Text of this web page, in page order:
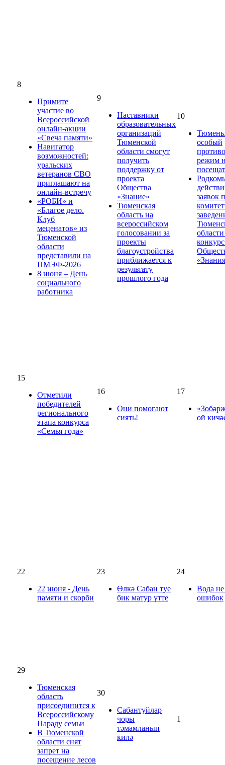
8
Примите
участие во
Всероссийской
онлайн-акции
«Свеча памяти»
Навигатор
возможностей:
уральских
ветеранов СВО
приглашают на
онлайн-встречу
«РОБИ» и
«Благое дело.
Клуб
меценатов» из
Тюменской
области
представили на
ПМЭФ-2026
8 июня – День
социального
работника
9
Наставники
образовательных
организаций
Тюменской
области смогут
получить
поддержку от
проекта
Общества
«Знание»
Тюменская
область на
всероссийском
голосовании за
проекты
благоустройства
приближается к
результату
прошлого года
10
особый
режим
заявок
15
Отметили
победителей
регионального
этапа конкурса
«Семья года»
16
Они помогают
сиять!
17
өй
22
22 июня - День
памяти и скорби
23
Өлкә Сабан туе
бик матур үтте
24
Вода
ошибок
29
Тюменская
область
присоединится к
Всероссийскому
Параду семьи
В Тюменской
области снят
запрет на
посещение лесов
30
Сабантуйлар
чоры
тәмамланып
килә
1